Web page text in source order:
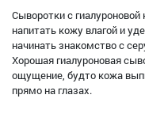
Сыворотки с
напитать кожу влагой и
начинать знакомство с
Хорошая гиалуроновая
ощущение, будто кожа
прямо на глазах.